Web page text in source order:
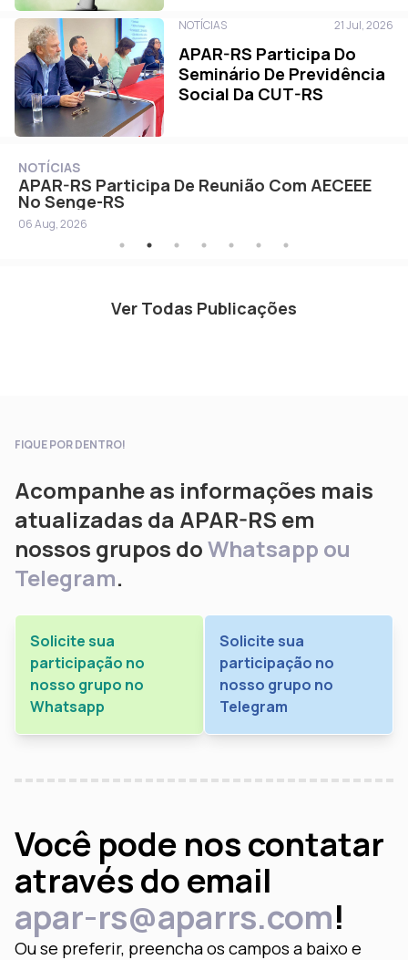
NOTÍCIAS 21 Jul, 2026
APAR-RS Participa Do
Seminário De Previdência
Social Da CUT-RS
NOTÍCIAS
APAR-RS Participa De Reunião Com AECEEE
No Senge-RS
06 Aug, 2026
Ver Todas Publicações
FIQUE POR DENTRO!
Acompanhe as informações mais
atualizadas da APAR-RS em
nossos grupos doWhatsapp ou
Telegram.
Solicite sua
participação no
nosso grupo no
Whatsapp
Solicite sua
participação no
nosso grupo no
Telegram
Você pode nos contatar
através do email
apar-rs@aparrs.com!
Ou se preferir, preencha os campos a baixo e